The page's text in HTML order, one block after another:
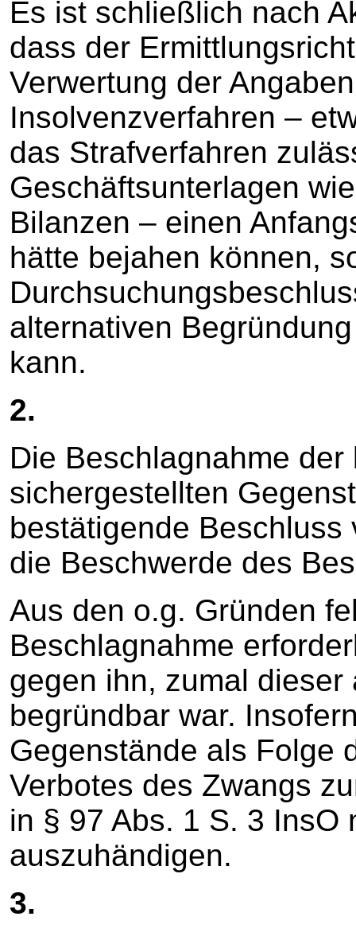
Es ist schließlich nach
dass der
Verwertung der
Insolvenzverfahren –
das Strafverfahren
Geschäftsunterlagen
Bilanzen – einen
hätte bejahen können,
alternativen
kann.
2.
Die Beschlagnahme
sichergestellten
bestätigende
die Beschwerde des
Aus den o.g. Gründen
Beschlagnahme
gegen ihn, zumal
begründbar war.
Gegenstände als Folge
Verbotes des Zwangs
in § 97 Abs. 1 S. 3 InsO
auszuhändigen.
3.